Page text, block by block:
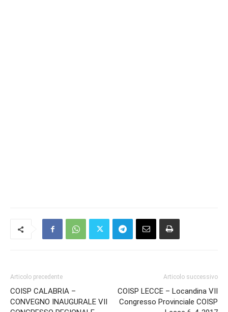
Articolo precedente
COISP CALABRIA –
CONVEGNO INAUGURALE VII
Articolo successivo
COISP LECCE – Locandina VII
Congresso Provinciale COISP